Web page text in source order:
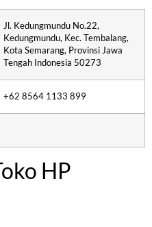
Jl. Kedungmundu No.22,
Kedungmundu, Kec. Tembalang,
Kota Semarang, Provinsi Jawa
Tengah Indonesia 50273
+62 8564 1133 899
HP